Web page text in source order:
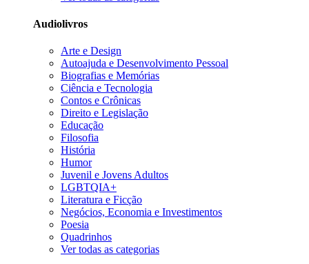
Audiolivros
Arte e Design
Autoajuda e Desenvolvimento Pessoal
Biografias e Memórias
Ciência e Tecnologia
Contos e Crônicas
Direito e Legislação
Educação
Filosofia
História
Humor
Juvenil e Jovens Adultos
LGBTQIA+
Literatura e Ficção
Negócios, Economia e Investimentos
Poesia
Quadrinhos
Ver todas as categorias